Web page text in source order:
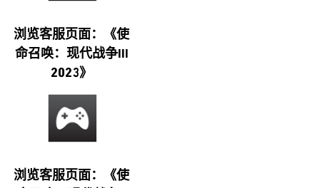
浏览客服页面：《使
命召唤：现代战争III
2023》
浏览客服页面：《使